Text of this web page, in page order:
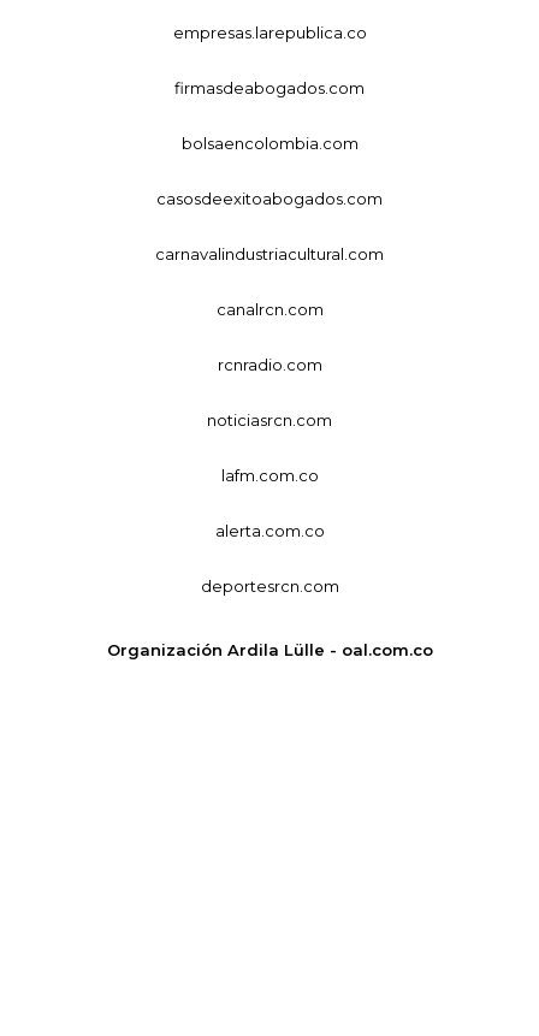
empresas.larepublica.co
firmasdeabogados.com
bolsaencolombia.com
casosdeexitoabogados.com
carnavalindustriacultural.com
canalrcn.com
rcnradio.com
noticiasrcn.com
lafm.com.co
alerta.com.co
deportesrcn.com
Organización Ardila Lülle - oal.com.co